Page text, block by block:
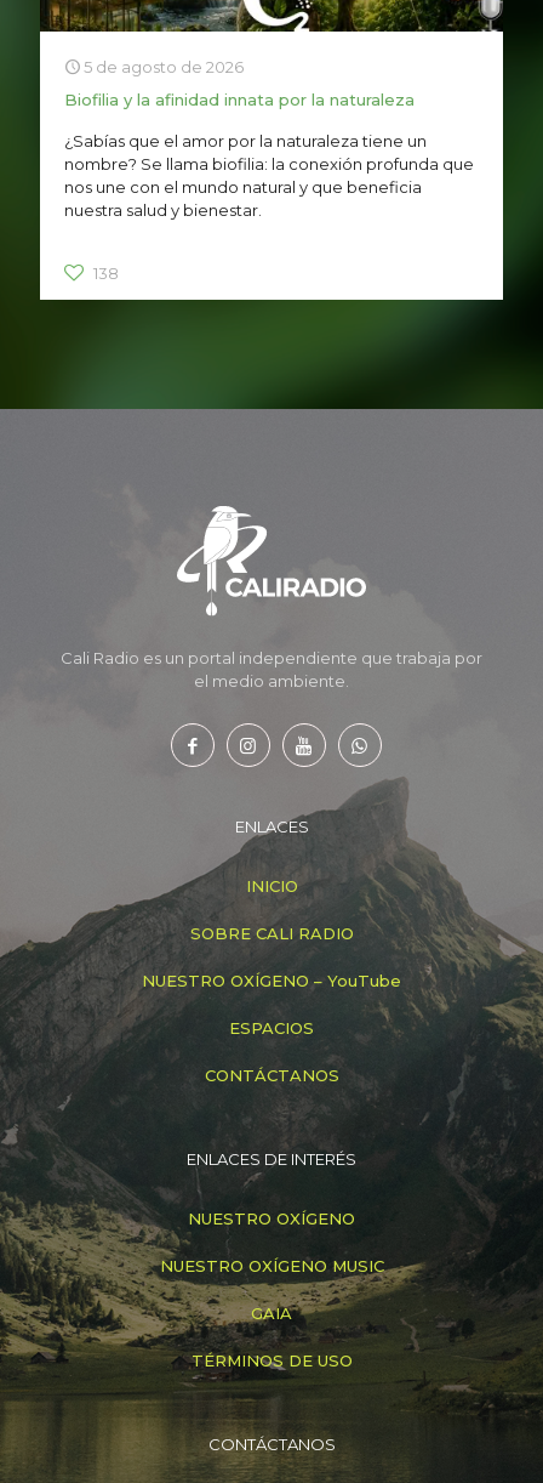
5 de agosto de 2026
Biofilia y la afinidad innata por la naturaleza
¿Sabías que el amor por la naturaleza tiene un
nombre? Se llama biofilia: la conexión profunda que
nos une con el mundo natural y que beneficia
nuestra salud y bienestar.
138
Cali Radio es un portal independiente que trabaja por
el medio ambiente.
ENLACES
INICIO
SOBRE CALI RADIO
NUESTRO OXÍGENO – YouTube
ESPACIOS
CONTÁCTANOS
ENLACES DE INTERÉS
NUESTRO OXÍGENO
NUESTRO OXÍGENO MUSIC
GAIA
TÉRMINOS DE USO
CONTÁCTANOS